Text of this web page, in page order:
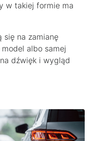
w takiej formie ma
się na zamianę
albo samej
dźwięk i wygląd